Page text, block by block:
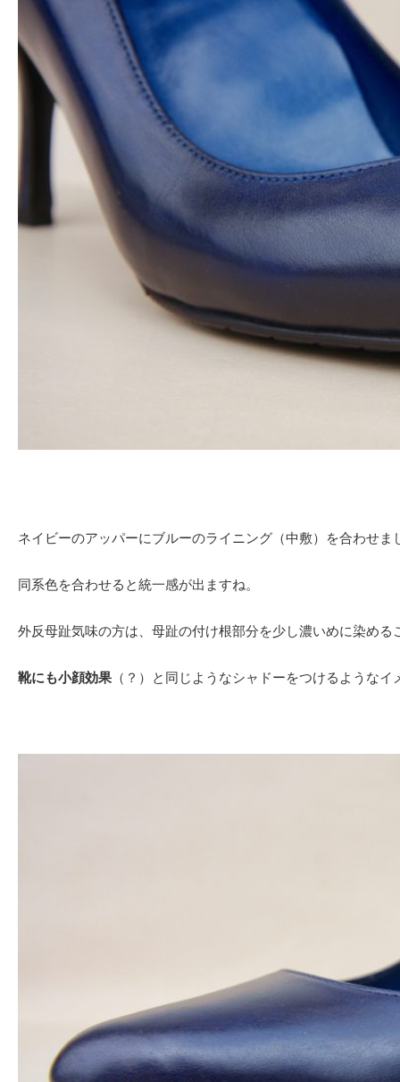
ネイビーのアッパーにブルーのライニング（中敷）を合わせま
同系色を合わせると統一感が出ますね。
外反母趾気味の方は、母趾の付け根部分を少し濃いめに染める
靴にも小顔効果 （？）と同じようなシャドーをつけるような